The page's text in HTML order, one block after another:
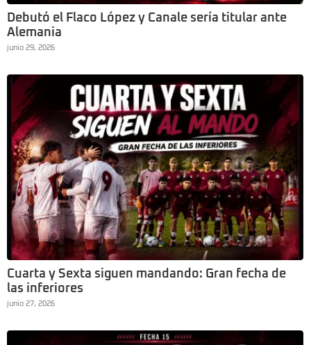
Debutó el Flaco López y Canale sería titular ante
Alemania
junio 29, 2026
Cuarta y Sexta siguen mandando: Gran fecha de
las inferiores
junio 27, 2026